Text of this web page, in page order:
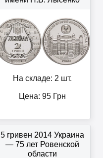
На складе: 2 шт.
Цена: 95Грн
5 гривен 2014 Украина
— 75 лет Ровенской
области